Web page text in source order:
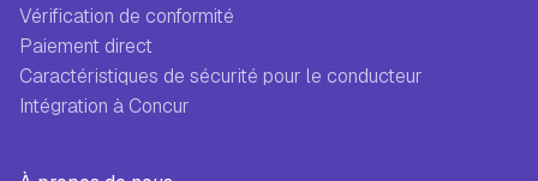
Vérification de conformité
Paiement direct
Caractéristiques de sécurité pour le conducteur
Intégration à Concur